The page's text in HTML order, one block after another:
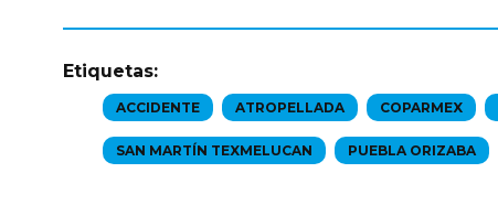
Etiquetas:
ACCIDENTE ATROPELLADA COPARMEX
SAN MARTÍN TEXMELUCAN PUEBLA ORIZABA